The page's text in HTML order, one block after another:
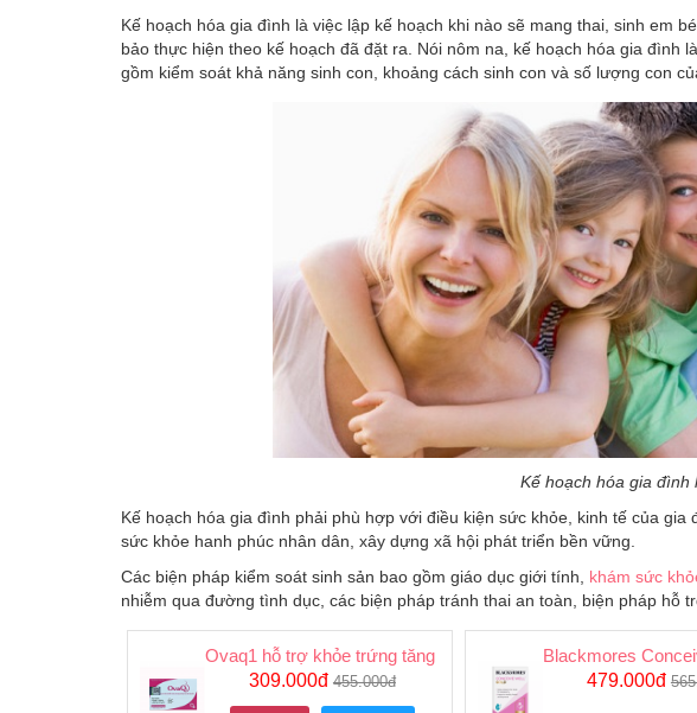
Kế hoạch hóa gia đình là việc lập kế hoạch khi nào sẽ mang thai, sinh em
bảo thực hiện theo kế hoạch đã đặt ra. Nói nôm na, kế hoạch hóa gia đình
gồm kiểm soát khả năng sinh con, khoảng cách sinh con và số lượng con
Kế hoạch hóa gia đình
Kế hoạch hóa gia đình phải phù hợp với điều kiện sức khỏe, kinh tế của
sức khỏe hanh phúc nhân dân, xây dựng xã hội phát triển bền vững.
Các biện pháp kiểm soát sinh sản bao gồm giáo dục giới tính, khám sức
nhiễm qua đường tình dục, các biện pháp tránh thai an toàn, biện pháp hỗ
Ovaq1 hỗ trợ khỏe trứng tăng khả năng mang thai tự nhiên
309.000đ 455.000đ
Blackmores
479.000đ